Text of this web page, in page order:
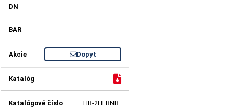
-
-
Dopyt
HB-2HLBNB